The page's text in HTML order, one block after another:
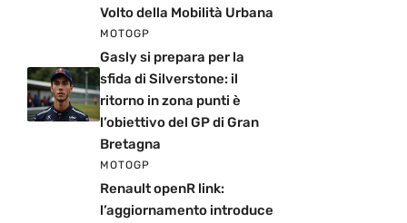
Volto della Mobilità Urbana
MOTOGP
Gasly si prepara per la
sfida di Silverstone: il
ritorno in zona punti è
l’obiettivo del GP di Gran
Bretagna
MOTOGP
Renault openR link:
l’aggiornamento introduce